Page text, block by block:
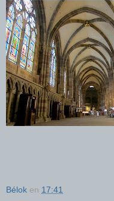
Bélok en 17:41